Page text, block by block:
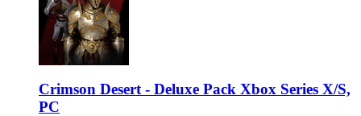
Crimson Desert - Deluxe Pack Xbox Series X/S,
PC